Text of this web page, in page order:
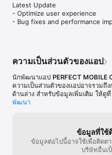
what a difference it makes.
Benefits of using YouCam for
demonstrate different brands,
In addition, the magic makeup
setup for your business - it
and there’s no need to worry
Using the makeup mirror also
health risks that come with
there are a variety of textures
Color Tryout acts as an in-
true-to-life, so customers can
Latest Update
- Optimize user experience
- Bug fixes and performance
ความเป็นส่วนตัวของแอป
นักพัฒนาแอป PERFECT MOBILE
ความเป็นส่วนตัวของแอปอาจรวมถึ
ด้านล่าง สำหรับข้อมูลเพิ่มเติม ให้ดูที่
พัฒนา
ข้อมูลที่ใ
ข้อมูลต่อไปนี้อาจใช้เพื่อติดต
บริษัทอื่นเ